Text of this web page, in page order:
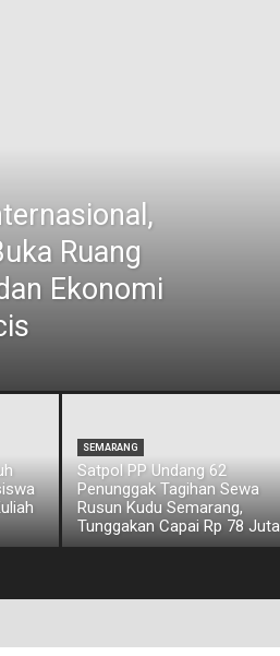
Ruang
Ekonomi
SEMARANG
Satpol PP Undang 62
Penunggak Tagihan Sewa
Rusun Kudu Semarang,
Tunggakan Capai Rp 78 Juta